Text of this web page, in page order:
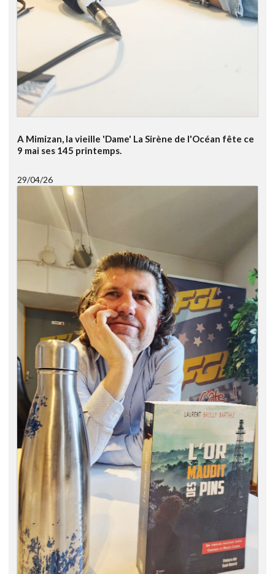
A Mimizan, la vieille 'Dame' La Sirène de l'Océan fête ce
9 mai ses 145 printemps.
29/04/26